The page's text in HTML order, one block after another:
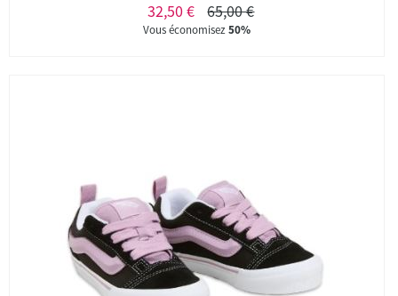
32,50 € 65,00 €
Vous économisez50%